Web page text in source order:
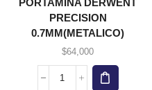
PORTAMINA DERWENT
PRECISION
0.7MM(METALICO)
$64,000
PORTAMINA